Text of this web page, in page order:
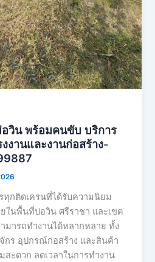
อวิน พร้อมคนขับ บริการ
งานและงานก่อสร้าง-
ทุกติดเครนที่ได้รับความนิยม
ในพื้นที่บ่อวิน ศรีราชา และเขต
มารถทำงานได้หลากหลาย ทั้ง
กร อุปกรณ์ก่อสร้าง และสินค้า
ะดวก ลดเวลาในการทำงาน